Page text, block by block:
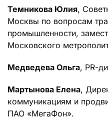
Темникова Юлия,
Москвы по вопросам
промышленности,
Московского
Медведева Ольга, PR-
Мартынова Елена,
коммуникациям и
ПАО «МегаФон».